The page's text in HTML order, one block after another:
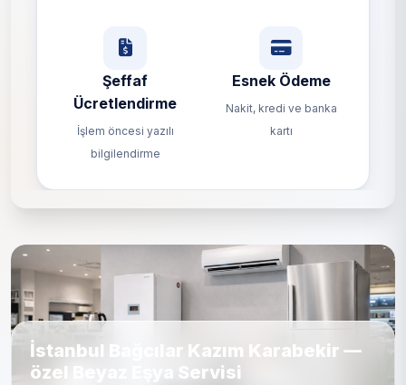
Şeffaf
Ücretlendirme
İşlem öncesi yazılı
bilgilendirme
Esnek Ödeme
Nakit, kredi ve banka
kartı
İstanbul Bağcılar Kazım Karabekir —
özel Beyaz Eşya Servisi